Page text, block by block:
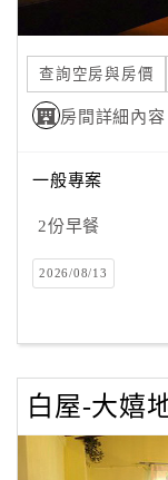
訂
單
管
理
員
戶
客
服
聯
我們相信，靜下
有溫和純善的小動物
我們相信，看著牠
雜人事會一一被洗滌
請帶著最單純的心
查詢空房與房價
房間詳細內容
一般專案
2份早餐
2026/08/13
白屋-大嬉